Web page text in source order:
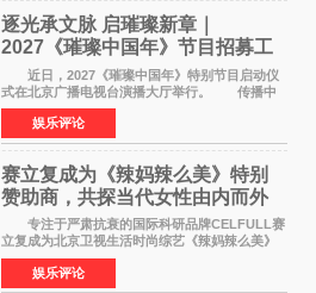
逐光承文脉 启璀璨新章｜
2027《璀璨中国年》节目招募工
作圆满启动
近日，2027《璀璨中国年》特别节目启动仪
式在北京广播电视台演播大厅举行。 传播中
华优秀传统文化，弘扬纯正国风艺术，打造高规
格、高质感、正能量的文艺盛典，是璀璨中国年
矢志不渝的初心
娱乐评论
赛立复成为《辣妈辣么美》特别
赞助商，共探当代女性由内而外
活力美
专注于严肃抗衰的国际科研品牌CELFULL赛
立复成为北京卫视生活时尚综艺《辣妈辣么美》
的特别赞助商,明星辣妈袁咏仪倾情参与，向广大
都市女性传递健康生活新主张，寄语当代女性在
娱乐评论